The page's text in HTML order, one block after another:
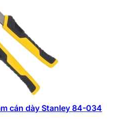
cán dày Stanley 84-034